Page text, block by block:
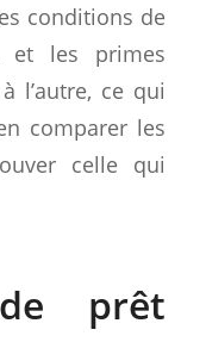
conditions de
et les primes
l’autre, ce qui
comparer les
celle qui
prêt